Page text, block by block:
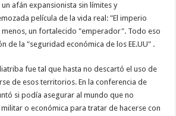
afán expansionista sin límites y
película de la vida real: "El imperio
un fortalecido "emperador". Todo eso
de la "seguridad económica de los EE.UU" .
fue tal que hasta no descartó el uso de
de esos territorios. En la conferencia de
si podía asegurar al mundo que no
o económica para tratar de hacerse con